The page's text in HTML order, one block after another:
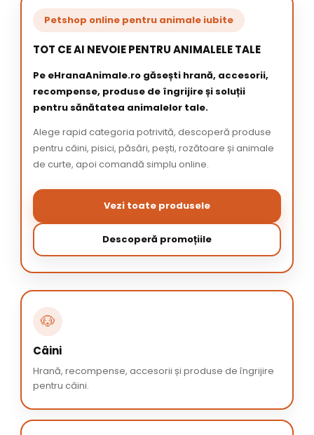
Petshop online pentru animale iubite
TOT CE AI NEVOIE PENTRU ANIMALELE TALE
Pe eHranaAnimale.ro găsești hrană, accesorii,
recompense, produse de îngrijire și soluții
pentru sănătatea animalelor tale.
Alege rapid categoria potrivită, descoperă produse
pentru câini, pisici, păsări, pești, rozătoare și animale
de curte, apoi comandă simplu online.
Vezi toate produsele
Descoperă promoțiile
🐶
Câini
Hrană, recompense, accesorii și produse de îngrijire
pentru câini.